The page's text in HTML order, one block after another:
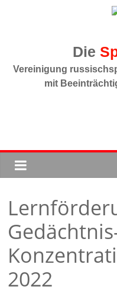
Vereinigung
mit
2022